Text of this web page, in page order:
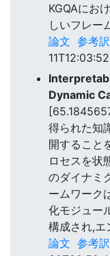
KGQAにお
しいフレー
論文 参考
Dynamic
得られた知
開すること
ロセスを状
のダイナミ
ームワーク
化モジュー
構成され,エ
論文 参考